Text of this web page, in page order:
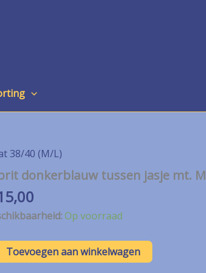
38/40 (M/L)
donkerblauw tussen jasje mt. M
Op voorraad
Toevoegen aan winkelwagen